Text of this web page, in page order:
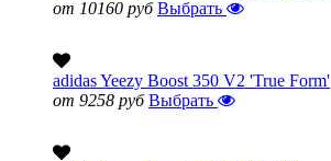
от 10160 руб Выбрать
adidas Yeezy Boost 350 V2 'True Form'
от 9258 руб Выбрать